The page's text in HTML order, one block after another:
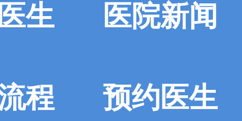
生 医院新闻
程 预约医生